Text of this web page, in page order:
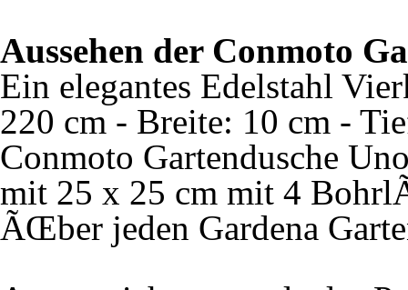
Aussehen der Conmoto
Ein elegantes Edelstahl
220 cm - Breite: 10 cm -
Conmoto Gartendusche
mit 25 x 25 cm mit 4
ÃŒber jeden Gardena